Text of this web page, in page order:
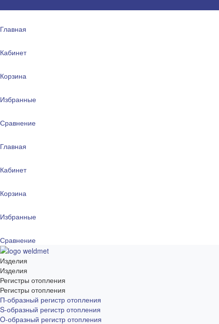
Главная
Кабинет
Корзина
Избранные
Сравнение
Главная
Кабинет
Корзина
Избранные
Сравнение
Изделия
Изделия
Регистры отопления
Регистры отопления
П-образный регистр отопления
S-образный регистр отопления
O-образный регистр отопления